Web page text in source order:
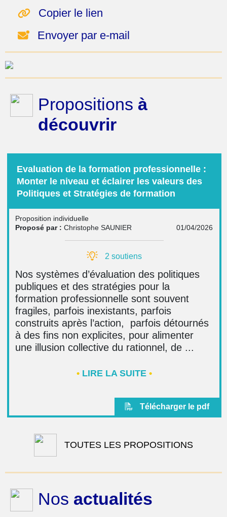
Copier le lien
Envoyer par e-mail
Propositions à
découvrir
Evaluation de la formation professionnelle :
Monter le niveau et éclairer les valeurs des
Politiques et Stratégies de formation
Proposition individuelle
Proposé par : Christophe SAUNIER 01/04/2026
2 soutiens
Nos systèmes d’évaluation des politiques
publiques et des stratégies pour la
formation professionnelle sont souvent
fragiles, parfois inexistants, parfois
construits après l’action, parfois détournés
à des fins non explicites, pour alimenter
une illusion collective du rationnel, de ...
•LIRE LA SUITE •
Télécharger le pdf
TOUTES LES PROPOSITIONS
Nos actualités